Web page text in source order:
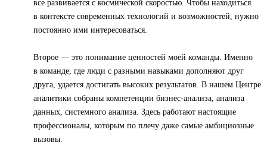
все развивается с космической скоростью. Чтобы находиться
в контексте современных технологий и возможностей, нужно
постоянно ими интересоваться.
Второе — это понимание ценностей моей команды. Именно
в команде, где люди с разными навыками дополняют друг
друга, удается достигать высоких результатов. В нашем Центре
аналитики собраны компетенции бизнес-анализа, анализа
данных, системного анализа. Здесь работают настоящие
профессионалы, которым по плечу даже самые амбициозные
вызовы.